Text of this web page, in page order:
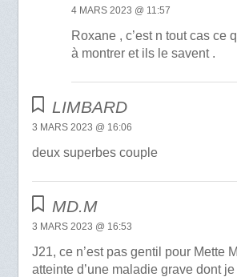
4 MARS 2023 @ 11:57
Roxane , c’est n tout cas ce
à montrer et ils le savent .
LIMBARD
3 MARS 2023 @ 16:06
deux superbes couple
MD.M
3 MARS 2023 @ 16:53
J21, ce n’est pas gentil pour Mette
atteinte d’une maladie grave dont